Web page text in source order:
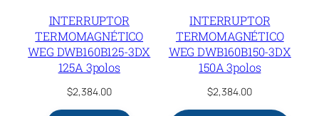
INTERRUPTOR
TERMOMAGNÉTICO
WEG DWB160B125-3DX
125A 3polos
$2,384.00
INTERRUPTOR
TERMOMAGNÉTICO
WEG DWB160B150-3DX
150A 3polos
$2,384.00